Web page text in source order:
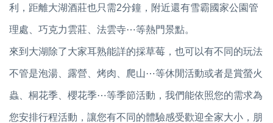
利，距離大湖酒莊也只需2分鐘，附近還有雪霸國家公園管
理處、巧克力雲莊、法雲寺⋯等熱門景點 。
來到大湖除了大家耳熟能詳的採草莓，也可以有不同的玩法
不管是泡湯、露營、烤肉、爬山⋯等休閒活動或者是賞螢火
蟲、桐花季、櫻花季⋯等季節活動，我們能依照您的需求為
您安排行程活動，讓您有不同的體驗感受歡迎全家大小，朋